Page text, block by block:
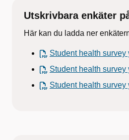
Utskrivbara enkäter
Här kan du ladda ner
Student health survey
Student health survey
Student health survey